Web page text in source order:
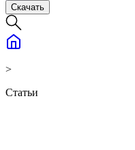
Скачать
>
Статьи